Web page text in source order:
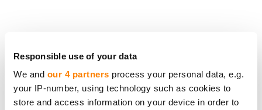
Responsible use of your data
We and our 4 partners process your personal data, e.g.
your IP-number, using technology such as cookies to
store and access information on your device in order to
Besoin d`aide supplémentaire ?
Contactez-nous.